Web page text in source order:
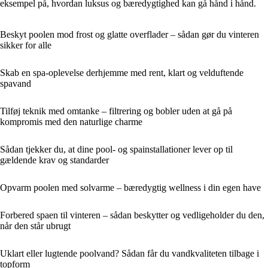
eksempel på, hvordan luksus og bæredygtighed kan gå hånd i hånd.
Beskyt poolen mod frost og glatte overflader – sådan gør du vinteren
sikker for alle
Skab en spa-oplevelse derhjemme med rent, klart og velduftende
spavand
Tilføj teknik med omtanke – filtrering og bobler uden at gå på
kompromis med den naturlige charme
Sådan tjekker du, at dine pool- og spainstallationer lever op til
gældende krav og standarder
Opvarm poolen med solvarme – bæredygtig wellness i din egen have
Forbered spaen til vinteren – sådan beskytter og vedligeholder du den,
når den står ubrugt
Uklart eller lugtende poolvand? Sådan får du vandkvaliteten tilbage i
topform